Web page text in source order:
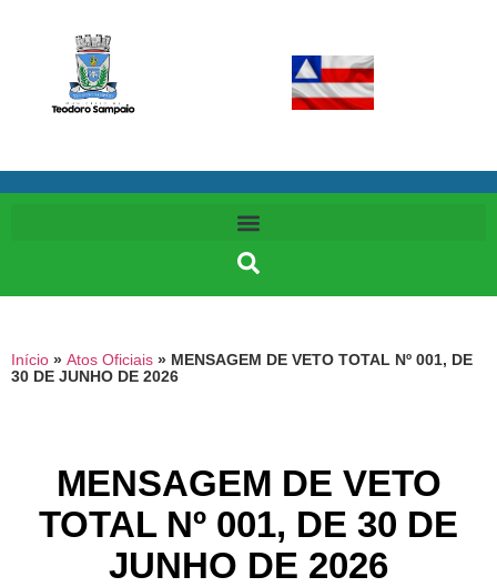
Início » Atos Oficiais » MENSAGEM DE VETO TOTAL Nº 001, DE
30 DE JUNHO DE 2026
MENSAGEM DE VETO
TOTAL Nº 001, DE 30 DE
JUNHO DE 2026